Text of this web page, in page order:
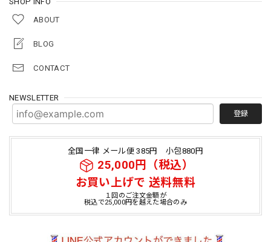
ABOUT
BLOG
CONTACT
NEWSLETTER
登録
全国一律 メール便 385円 小包880円
25,000円（税込）
お買い上げで 送料無料
１回のご注文金額が
税込で25,000円を越えた場合のみ